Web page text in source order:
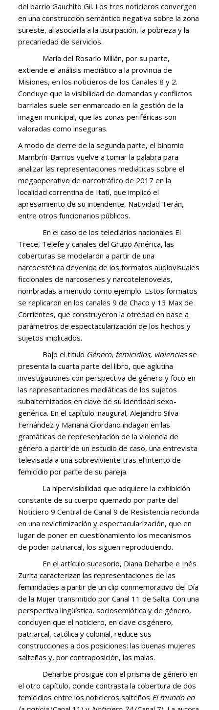
del barrio Gauchito Gil. Los tres noticieros convergen
en una construcción semántico negativa sobre la zona
sureste, al asociarla a la usurpación, la pobreza y la
precariedad de servicios.
María del Rosario Millán, por su parte,
extiende el análisis mediático a la provincia de
Misiones, en los noticieros de los Canales 8 y 2.
Concluye que la visibilidad de demandas y conflictos
barriales suele ser enmarcado en la gestión de la
imagen municipal, que las zonas periféricas son
valoradas como inseguras.
A modo de cierre de la segunda parte, el binomio
Mambrín-Barrios vuelve a tomar la palabra para
analizar las representaciones mediáticas sobre el
megaoperativo de narcotráfico de 2017 en la
localidad correntina de Itatí, que implicó el
apresamiento de su intendente, Natividad Terán,
entre otros funcionarios públicos.
En el caso de los telediarios nacionales El
Trece, Telefe y canales del Grupo América, las
coberturas se modelaron a partir de una
narcoestética devenida de los formatos audiovisuales
ficcionales de narcoseries y narcotelenovelas,
nombradas a menudo como ejemplo. Estos formatos
se replicaron en los canales 9 de Chaco y 13 Max de
Corrientes, que construyeron la otredad en base a
parámetros de espectacularización de los hechos y
sujetos implicados.
Bajo el título Género, femicidios, violenciasse
presenta la cuarta parte del libro, que aglutina
investigaciones con perspectiva de género y foco en
las representaciones mediáticas de los sujetos
subalternizados en clave de su identidad sexo-
genérica. En el capítulo inaugural, Alejandro Silva
Fernández y Mariana Giordano indagan en las
gramáticas de representación de la violencia de
género a partir de un estudio de caso, una entrevista
televisada a una sobreviviente tras el intento de
femicidio por parte de su pareja.
La hipervisibilidad que adquiere la exhibición
constante de su cuerpo quemado por parte del
Noticiero 9 Central de Canal 9 de Resistencia redunda
en una revictimización y espectacularización, que en
lugar de poner en cuestionamiento los mecanismos
de poder patriarcal, los siguen reproduciendo.
En el artículo sucesorio, Diana Deharbe e Inés
Zurita caracterizan las representaciones de las
feminidades a partir de un clip conmemorativo del Día
de la Mujer transmitido por Canal 11 de Salta. Con una
perspectiva lingüística, sociosemiótica y de género,
concluyen que el noticiero, en clave cisgénero,
patriarcal, católica y colonial, reduce sus
construcciones a dos posiciones: las buenas mujeres
salteñas y, por contraposición, las malas.
Deharbe prosigue con el prisma de género en
el otro capítulo, donde contrasta la cobertura de dos
femicidios entre los noticieros salteños El mundo en